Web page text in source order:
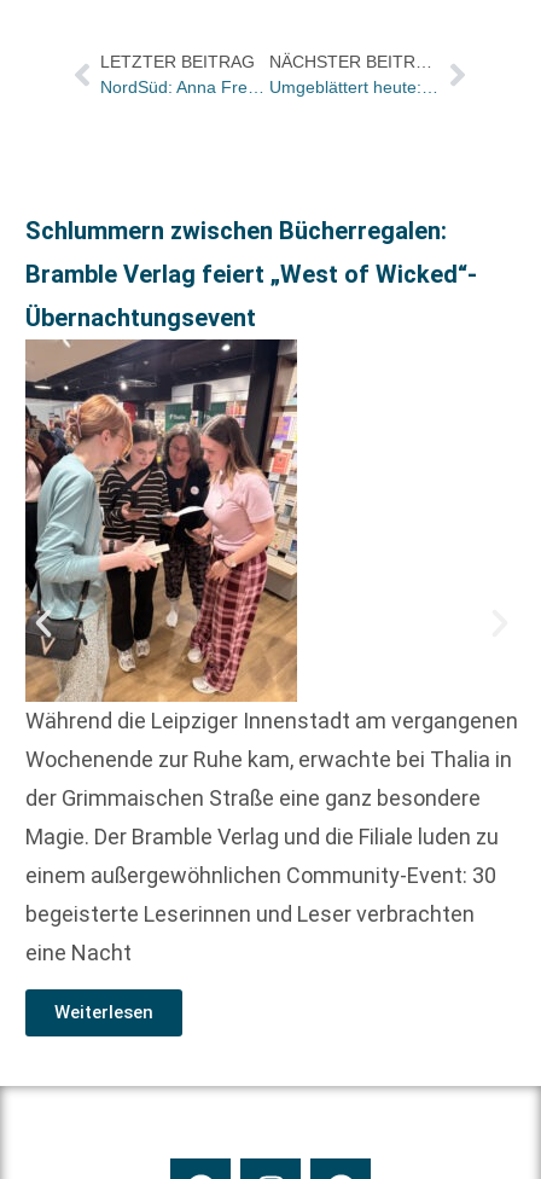
LETZTER BEITRAG
NordSüd: Anna Freytag, Annika Kirsch und Pascal Birchler neu im Team
Schlummern zwischen Bücherregalen:
Bramble Verlag feiert „West of Wicked“-
Übernachtungsevent
Während die Leipziger Innenstadt am vergangenen
Wochenende zur Ruhe kam, erwachte bei Thalia in
der Grimmaischen Straße eine ganz besondere
Magie. Der Bramble Verlag und die Filiale luden zu
einem außergewöhnlichen Community-Event: 30
begeisterte Leserinnen und Leser verbrachten
eine Nacht
Weiterlesen